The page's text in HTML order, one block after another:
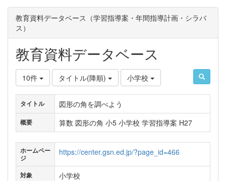
教育資料データベース（学習指導案・年間指導計画・シラバ
ス）
教育資料データベース
10件 タイトル(降順) 小学校
タイトル 図形の角を調べよう
概要 算数 図形の角 小5 小学校 学習指導案 H27
ホームペー
ジ
https://center.gsn.ed.jp/?page_id=466
対象 小学校